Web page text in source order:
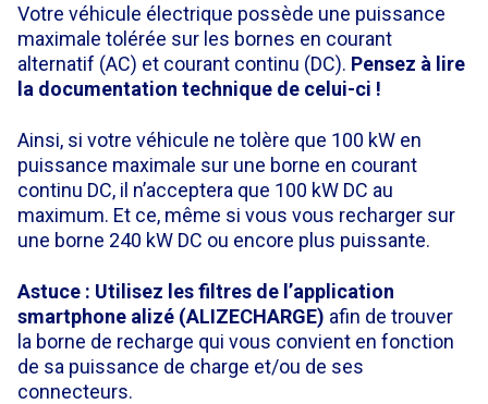
Votre véhicule électrique possède une puissance
maximale tolérée sur les bornes en courant
alternatif (AC) et courant continu (DC). Pensez à lire
la documentation technique de celui-ci !
Ainsi, si votre véhicule ne tolère que 100 kW en
puissance maximale sur une borne en courant
continu DC, il n’acceptera que 100 kW DC au
maximum. Et ce, même si vous vous recharger sur
une borne 240 kW DC ou encore plus puissante.
Astuce : Utilisez les filtres de l’application
smartphone alizé (ALIZECHARGE) afin de trouver
la borne de recharge qui vous convient en fonction
de sa puissance de charge et/ou de ses
connecteurs.